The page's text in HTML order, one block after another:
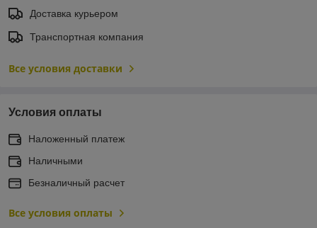
Доставка курьером
Транспортная компания
Все условия доставки
Условия оплаты
Наложенный платеж
Наличными
Безналичный расчет
Все условия оплаты